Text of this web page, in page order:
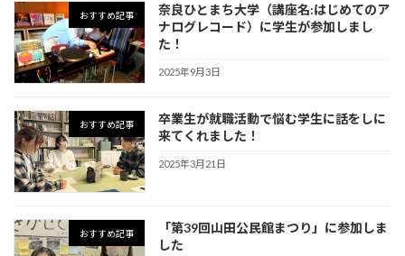
おすすめ記事
奈良ひとまち大学（講座名:はじめてのア
ナログレコード）に学生が参加しまし
た！
2025年9月3日
おすすめ記事
卒業生が就職活動で悩む学生に話をしに
来てくれました！
2025年3月21日
おすすめ記事
「第39回山田公民館まつり」に参加しま
した